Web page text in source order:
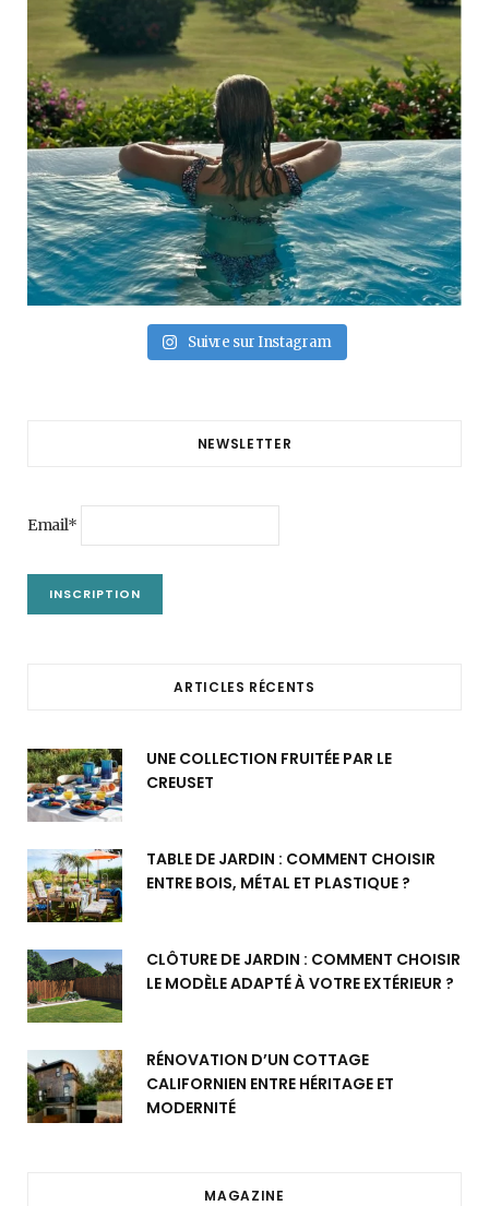
Suivre sur Instagram
NEWSLETTER
Email*
ARTICLES RÉCENTS
UNE COLLECTION FRUITÉE PAR LE
CREUSET
TABLE DE JARDIN : COMMENT CHOISIR
ENTRE BOIS, MÉTAL ET PLASTIQUE ?
CLÔTURE DE JARDIN : COMMENT CHOISIR
LE MODÈLE ADAPTÉ À VOTRE EXTÉRIEUR ?
RÉNOVATION D’UN COTTAGE
CALIFORNIEN ENTRE HÉRITAGE ET
MODERNITÉ
MAGAZINE